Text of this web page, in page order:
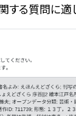
る質問に適